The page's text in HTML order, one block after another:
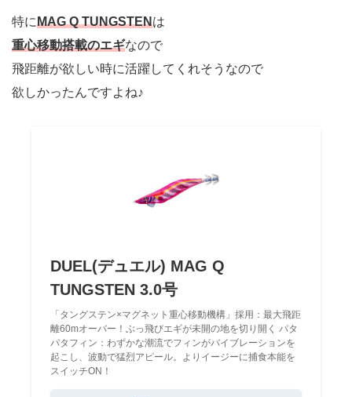
特にMAG Q TUNGSTENは
重心移動搭載のエギなので
飛距離が欲しい時に活躍してくれそうなので
欲しかったんですよね♪
DUEL(デュエル) MAG Q
TUNGSTEN 3.0号
「タングステン×マグネット重心移動機構」採用：最大飛距
離60mオーバー！ぶっ飛びエギが未開の地を切り開く パタ
パタフィン：わずかな潮流でフィンがバイブレーションを
起こし、波動で猛烈アピール。よりイージーに捕食本能を
スイッチON！